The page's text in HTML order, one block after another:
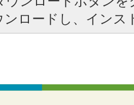
ンロードし、インス